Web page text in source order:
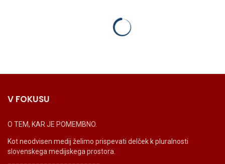
V FOKUSU
O TEM, KAR JE POMEMBNO.
Kot neodvisen medij želimo prispevati delček k pluralnosti
slovenskega medijskega prostora.